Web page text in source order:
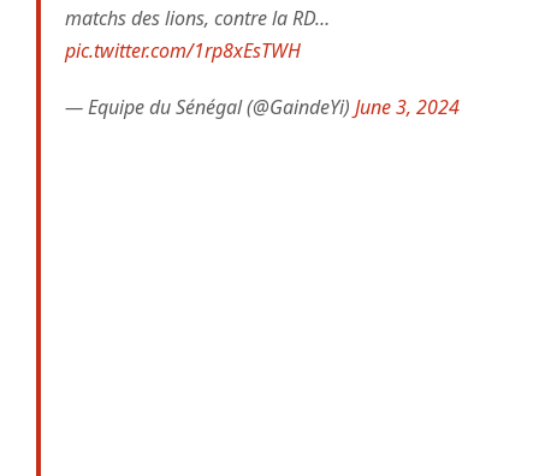
matchs des lions, contre la RD…
pic.twitter.com/1rp8xEsTWH
— Equipe du Sénégal (@GaindeYi) June 3, 2024